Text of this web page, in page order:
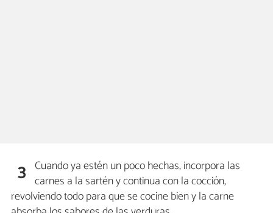
3 Cuando ya estén un poco hechas, incorpora las
carnes a la sartén y continua con la cocción,
revolviendo todo para que se cocine bien y la carne